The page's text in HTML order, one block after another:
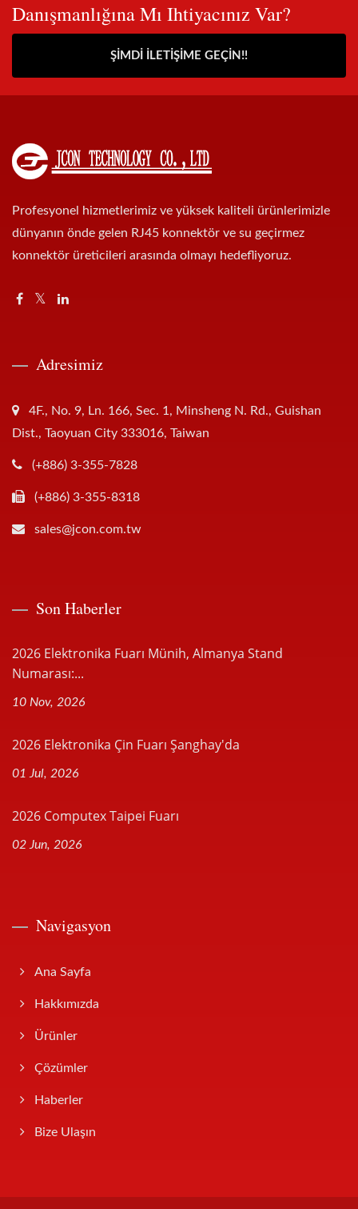
Danışmanlığına Mı Ihtiyacınız Var?
ŞIMDI İLETIŞIME GEÇIN!!
Profesyonel hizmetlerimiz ve yüksek kaliteli ürünlerimizle
dünyanın önde gelen RJ45 konnektör ve su geçirmez
konnektör üreticileri arasında olmayı hedefliyoruz.
Adresimiz
4F., No. 9, Ln. 166, Sec. 1, Minsheng N. Rd., Guishan
Dist., Taoyuan City 333016, Taiwan
(+886) 3-355-7828
(+886) 3-355-8318
sales@jcon.com.tw
Son Haberler
2026 Elektronika Fuarı Münih, Almanya Stand
Numarası:...
10 Nov, 2026
2026 Elektronika Çin Fuarı Şanghay'da
01 Jul, 2026
2026 Computex Taipei Fuarı
02 Jun, 2026
Navigasyon
Ana Sayfa
Hakkımızda
Ürünler
Çözümler
Haberler
Bize Ulaşın